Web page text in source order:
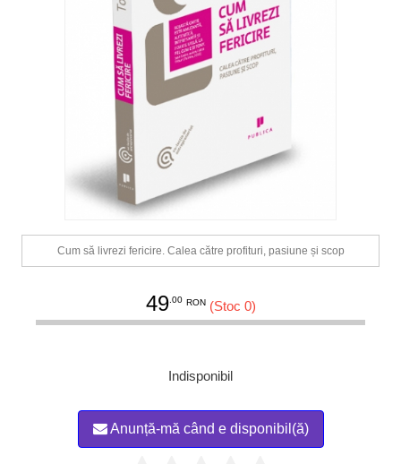
Cum să livrezi fericire. Calea către profituri, pasiune și scop
49.00 RON (Stoc 0)
Indisponibil
Anunță-mă când e disponibil(ă)